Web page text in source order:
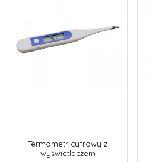
Termometr cyfrowy z
wyświetlaczem